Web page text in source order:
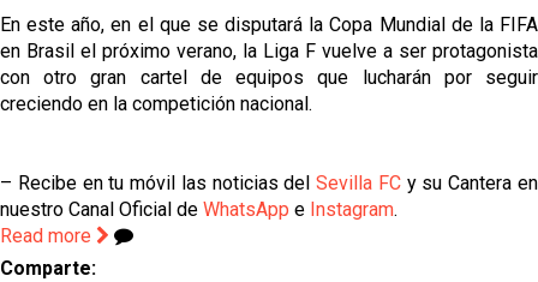
En este año, en el que se disputará la Copa Mundial de la FIFA
en Brasil el próximo verano, la Liga F vuelve a ser protagonista
con otro gran cartel de equipos que lucharán por seguir
creciendo en la competición nacional.
– Recibe en tu móvil las noticias delSevilla FCy su Cantera en
nuestro Canal Oficial de WhatsApp e Instagram.
Read more
Comparte: